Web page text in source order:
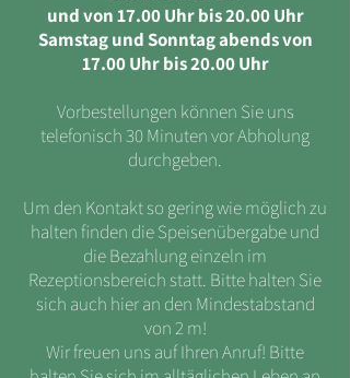
und von 17.00 Uhr bis 20.00 Uhr
Samstag und Sonntag abends von
17.00 Uhr bis 20.00 Uhr
Vorbestellungen können Sie uns
telefonisch 30 Minuten vor Abholung
durchgeben.
Um den Kontakt so gering wie möglich zu
halten finden die Speisenübergabe und
die Bezahlung einzeln im
Rezeptionsbereich statt. Bitte halten Sie
sich auch hier an den Mindestabstand
von 2 m!
Wir freuen uns auf Ihren Anruf! Bitte